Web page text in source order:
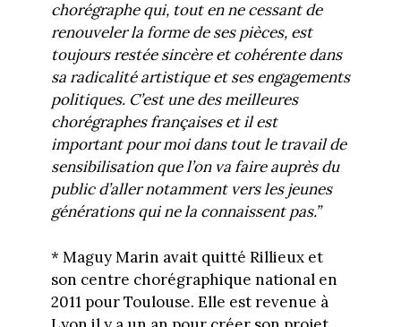
chorégraphe qui, tout en ne cessant de
renouveler la forme de ses pièces, est
toujours restée sincère et cohérente dans
sa radicalité artistique et ses engagements
politiques. C’est une des meilleures
chorégraphes françaises et il est
important pour moi dans tout le travail de
sensibilisation que l’on va faire auprès du
public d’aller notamment vers les jeunes
générations qui ne la connaissent pas.”
* Maguy Marin avait quitté Rillieux et
son centre chorégraphique national en
2011 pour Toulouse. Elle est revenue à